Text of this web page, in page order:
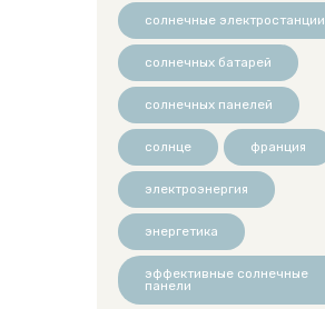
солнечные электростанции
солнечных батарей
солнечных панелей
солнце франция
электроэнергия
энергетика
эффективные солнечные
панели